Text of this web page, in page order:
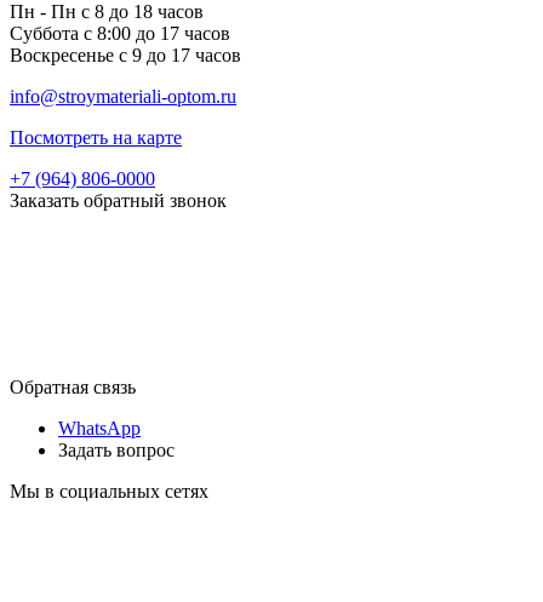
Пн - Пн с 8 до 18 часов
Суббота с 8:00 до 17 часов
Воскресенье с 9 до 17 часов
info@stroymateriali-optom.ru
Посмотреть на карте
+7 (964) 806-0000
Заказать обратный звонок
Обратная связь
WhatsApp
Задать вопрос
Мы в социальных сетях